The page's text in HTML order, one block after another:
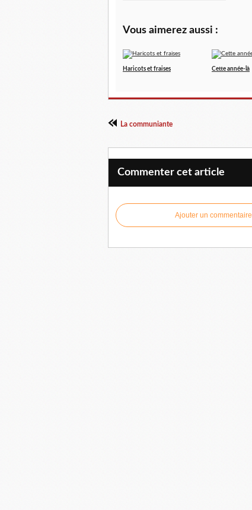
Vous aimerez aussi :
Haricots et fraises Cette année-là
La communiante
Commenter cet article
Ajouter un commentaire